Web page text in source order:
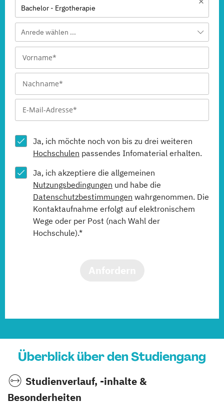
Bachelor - Ergotherapie
Anrede wählen ...
Ja, ich möchte noch von bis zu drei weiteren
Hochschulen passendes Infomaterial erhalten.
Ja, ich akzeptiere die allgemeinen
Nutzungsbedingungen und habe die
Datenschutzbestimmungen wahrgenommen. Die
Kontaktaufnahme erfolgt auf elektronischem
Wege oder per Post (nach Wahl der
Hochschule).*
Überblick über den Studiengang
Studienverlauf, -inhalte &
Besonderheiten